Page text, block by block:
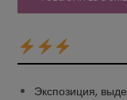
Экспозиция,